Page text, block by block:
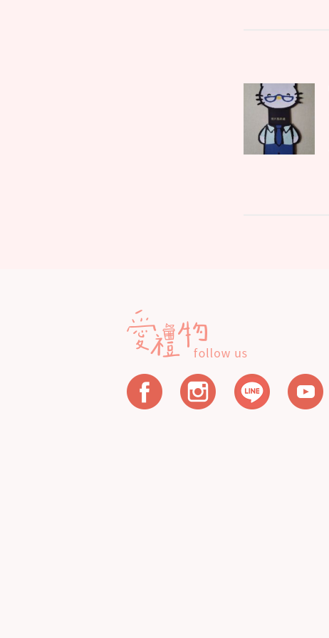
文
章
導
覽
Parent
post: